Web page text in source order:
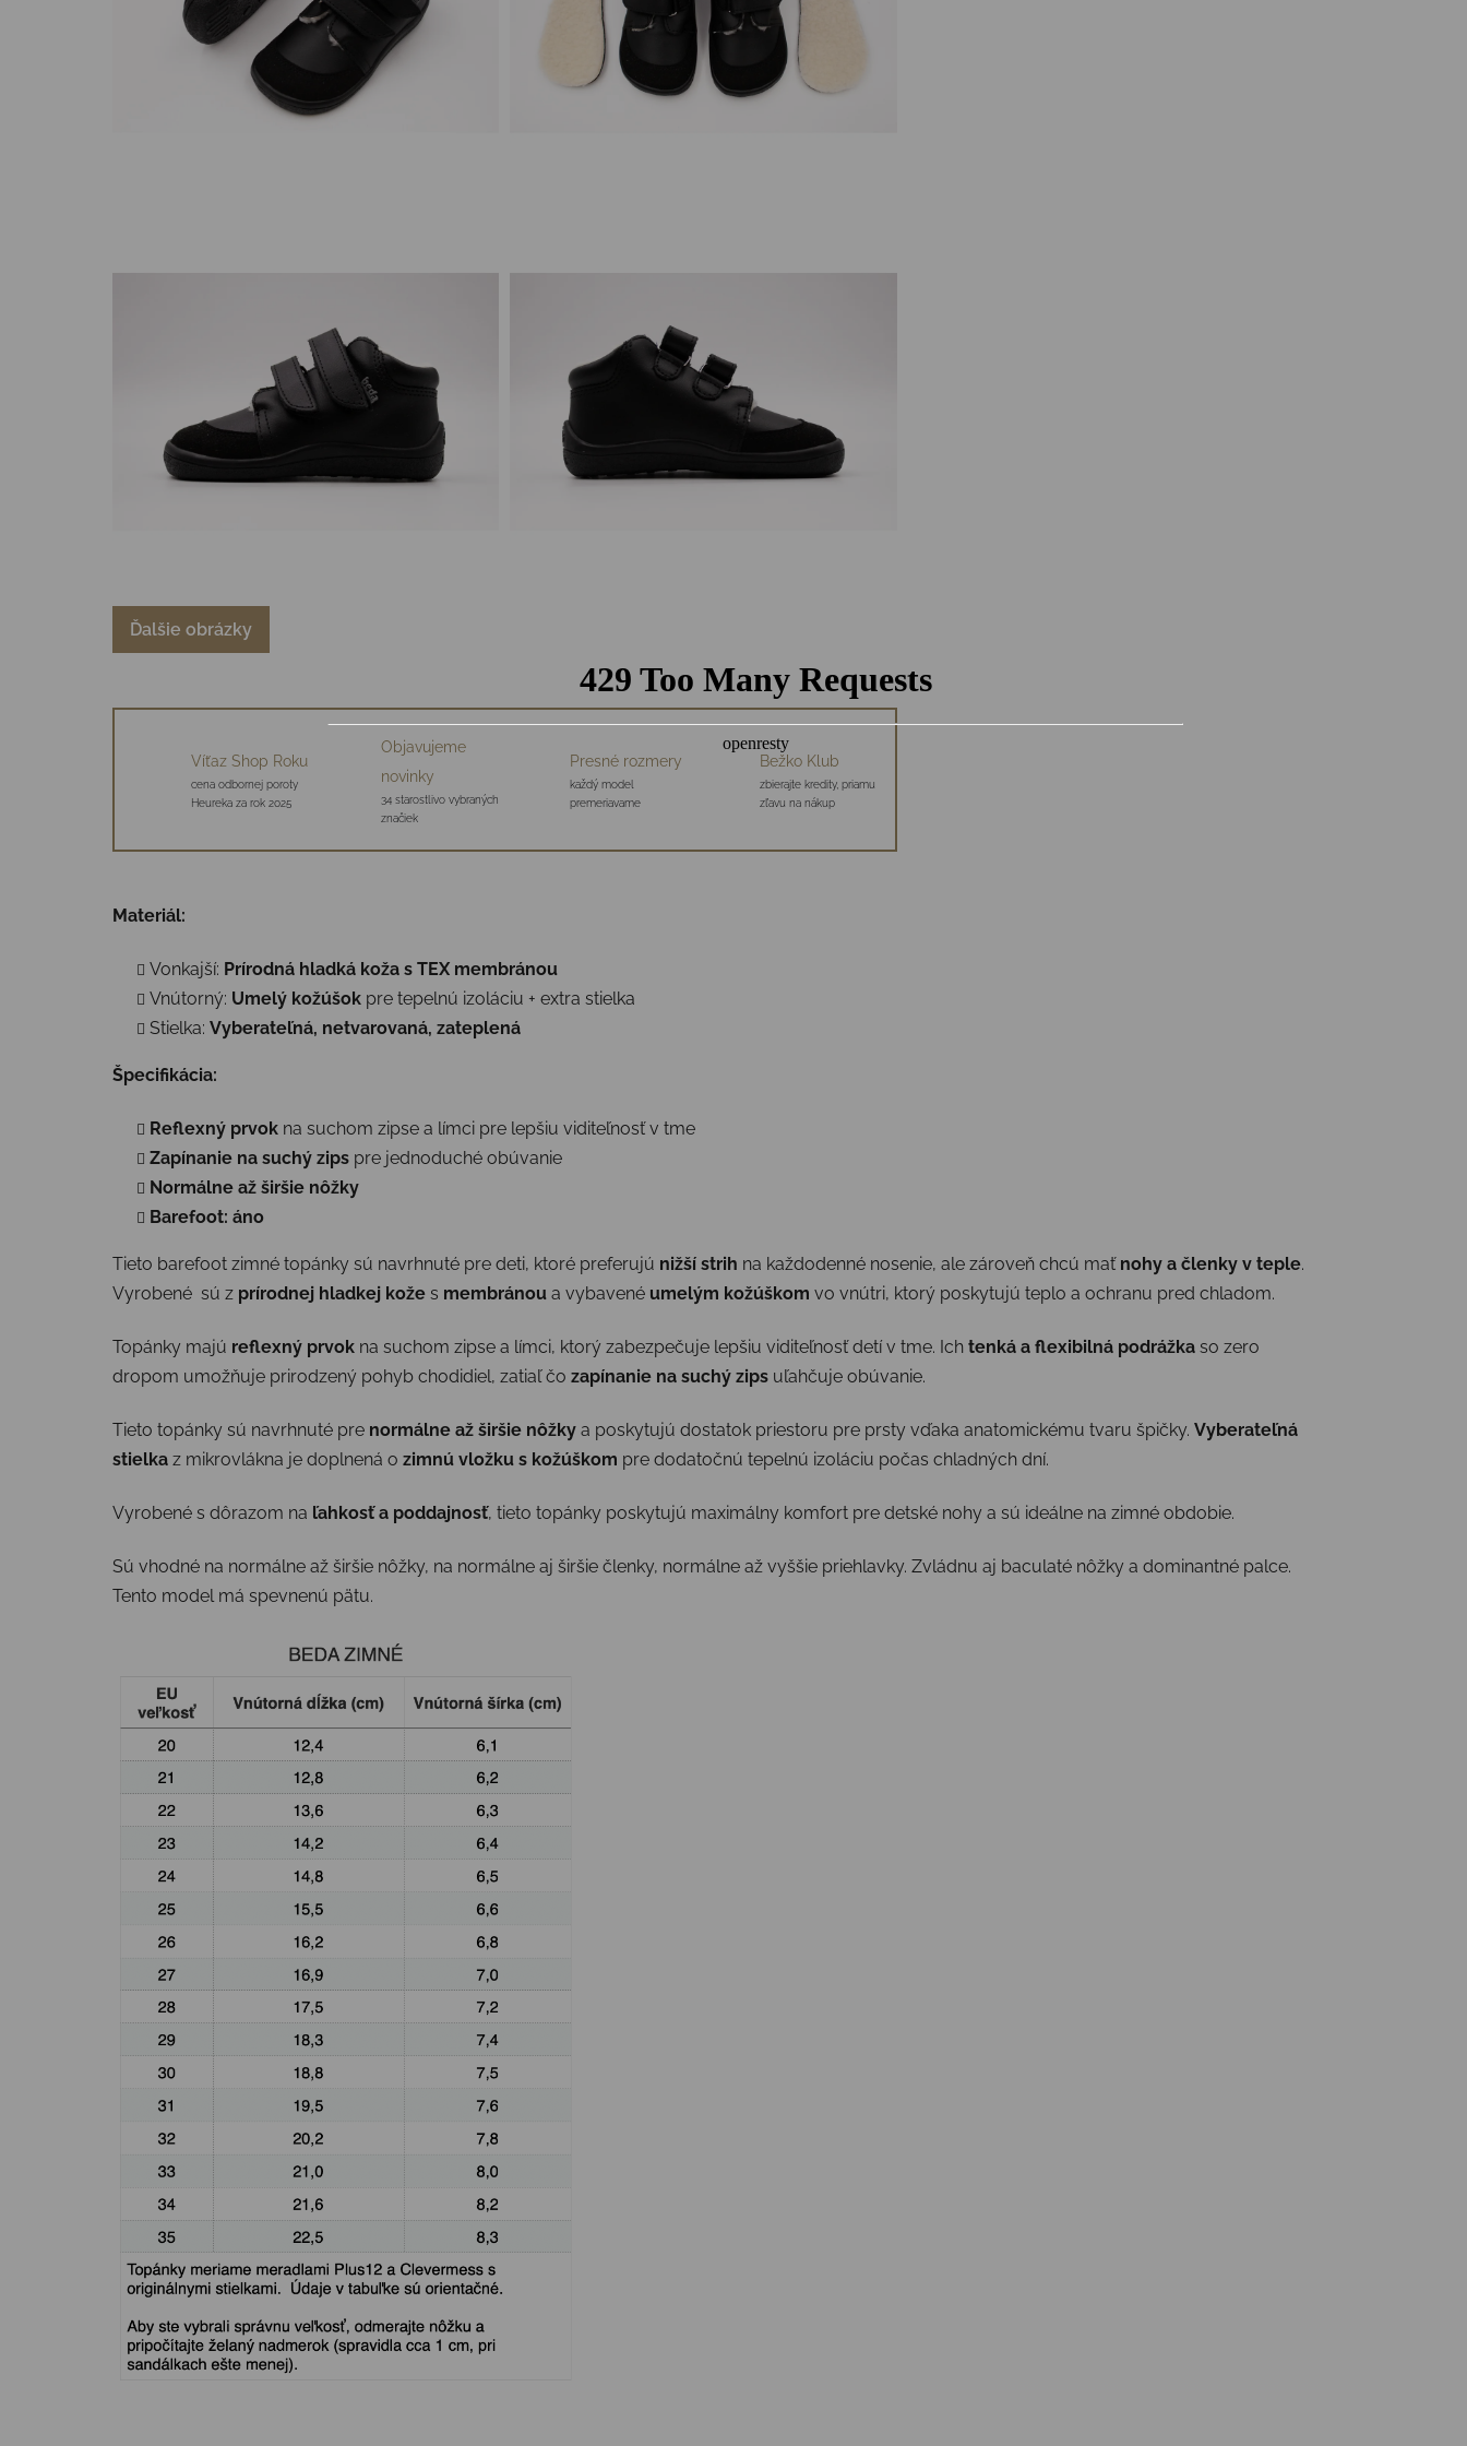
Ďalšie obrázky
Víťaz Shop Roku
cena odbornej poroty
Heureka za rok 2025
Objavujeme
novinky
34 starostlivo vybraných
značiek
Presné rozmery
každý model
premeriavame
Bežko Klub
zbierajte kredity, priamu
zľavu na nákup
Materiál:
Vonkajší: Prírodná hladká koža s TEX membránou
Vnútorný: Umelý kožúšok pre tepelnú izoláciu + extra stielka
Stielka: Vyberateľná, netvarovaná, zateplená
Špecifikácia:
Reflexný prvok na suchom zipse a límci pre lepšiu viditeľnosť v tme
Zapínanie na suchý zips pre jednoduché obúvanie
Normálne až širšie nôžky
Barefoot: áno
Tieto barefoot zimné topánky sú navrhnuté pre deti, ktoré preferujú nižší strih na každodenné nosenie, ale zároveň chcú mať nohy a členky v teple.
Vyrobené sú z prírodnej hladkej kože s membránou a vybavené umelým kožúškom vo vnútri, ktorý poskytujú teplo a ochranu pred chladom.
Topánky majú reflexný prvok na suchom zipse a límci, ktorý zabezpečuje lepšiu viditeľnosť detí v tme. Ich tenká a flexibilná podrážka so zero
dropom umožňuje prirodzený pohyb chodidiel, zatiaľ čo zapínanie na suchý zips uľahčuje obúvanie.
Tieto topánky sú navrhnuté pre normálne až širšie nôžky a poskytujú dostatok priestoru pre prsty vďaka anatomickému tvaru špičky. Vyberateľná
stielka z mikrovlákna je doplnená o zimnú vložku s kožúškom pre dodatočnú tepelnú izoláciu počas chladných dní.
Vyrobené s dôrazom na ľahkosť a poddajnosť, tieto topánky poskytujú maximálny komfort pre detské nohy a sú ideálne na zimné obdobie.
Sú vhodné na normálne až širšie nôžky, na normálne aj širšie členky, normálne až vyššie priehlavky. Zvládnu aj baculaté nôžky a dominantné palce.
Tento model má spevnenú pätu.